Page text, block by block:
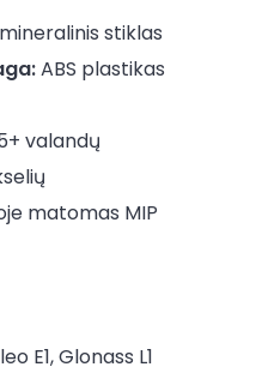
stiklas
ABS plastikas
valandų
matomas MIP
E1, Glonass L1